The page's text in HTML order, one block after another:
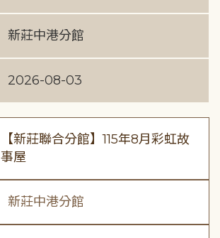
新莊中港分館
2026-08-03
【新莊聯合分館】115年8月彩虹故
事屋
新莊中港分館